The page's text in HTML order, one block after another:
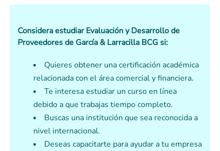
Considera estudiar Evaluación y Desarrollo de
Proveedores de García & Larracilla BCG si:
Quieres obtener una certificación académica
relacionada con el área comercial y financiera.
Te interesa estudiar un curso en línea
debido a que trabajas tiempo completo.
Buscas una institución que sea reconocida a
nivel internacional.
Deseas capacitarte para ayudar a tu empresa